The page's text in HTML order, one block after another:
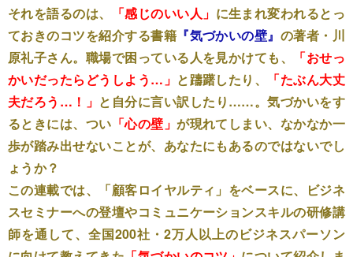
それを語るのは、 「感じのいい人」 に生まれ変われるとっ
ておきのコツを紹介する書籍 『気づかいの壁』 の著者・川
原礼子さん。職場で困っている人を見かけても、
「おせっ
かいだったらどうしよう…」 と躊躇したり、
「たぶん大丈
夫だろう…！」 と自分に言い訳したり……。気づかいをす
るときには、つい 「心の壁」が現れてしまい、なかなか一
歩が踏み出せないことが、あなたにもあるのではないでし
ょうか？
この連載では、「顧客ロイヤルティ」をベースに、ビジネ
スセミナーへの登壇やコミュニケーションスキルの研修講
師を通して、全国200社・2万人以上のビジネスパーソン